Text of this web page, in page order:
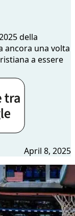
della
ancora una volta
a essere
April 8, 2025